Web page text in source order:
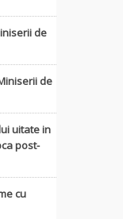
de
de
uitate in
post-
cu